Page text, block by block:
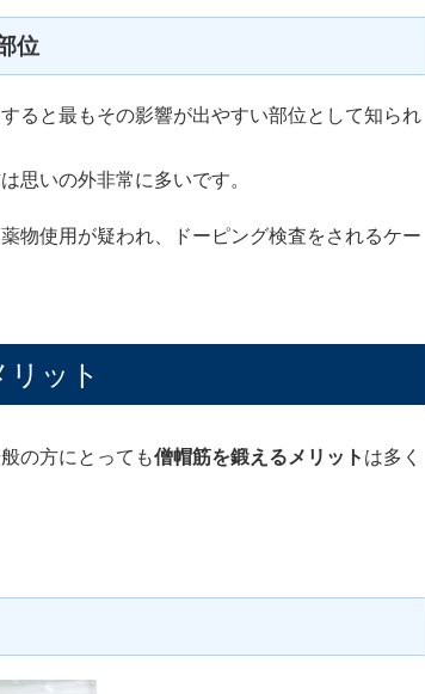
位
ると最もその影響が出やすい部位として知られ
思いの外非常に多いです。
物使用が疑われ、ドーピング検査をされるケー
ット
の方にとっても僧帽筋を鍛えるメリット は多く